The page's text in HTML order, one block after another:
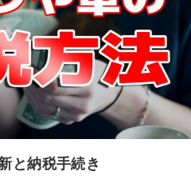
と納税手続き